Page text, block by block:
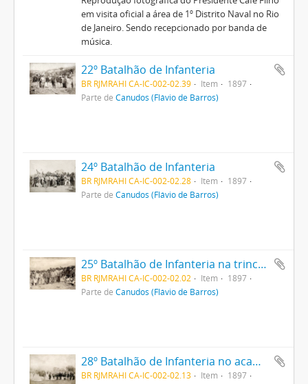
em visita oficial a área de 1º Distrito Naval no Rio
de Janeiro. Sendo recepcionado por banda de
música.
22º Batalhão de Infanteria
BR RJMRAHI CA-IC-002-02.39 Item
1897
Parte de Canudos (Flávio de Barros)
24º Batalhão de Infanteria
BR RJMRAHI CA-IC-002-02.28 Item
1897
Parte de Canudos (Flávio de Barros)
25º Batalhão de Infanteria na trincheira
BR RJMRAHI CA-IC-002-02.02 Item
1897
Parte de Canudos (Flávio de Barros)
28º Batalhão de Infanteria no acampamento
BR RJMRAHI CA-IC-002-02.13 Item
1897